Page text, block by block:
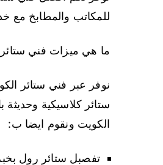
للمكاتب والمطابخ مع
ما هي ميزات فني
نوفر عبر فني ستائر
ستائر كلاسيكية
الكويت ونقوم ايضا ب:
تفصبل ستائر رول